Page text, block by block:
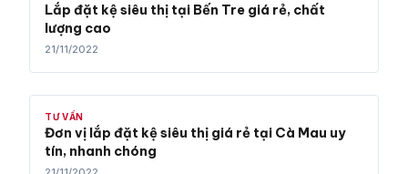
Lắp đặt kệ siêu thị tại Bến Tre giá rẻ, chất
lượng cao
21/11/2022
TƯ VẤN
Đơn vị lắp đặt kệ siêu thị giá rẻ tại Cà Mau uy
tín, nhanh chóng